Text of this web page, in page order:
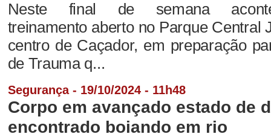
Neste final de semana
treinamento aberto no Parque Central
centro de Caçador, em preparação
de Trauma q...
Segurança - 19/10/2024 - 11h48
Corpo em avançado estado de
encontrado boiando em rio